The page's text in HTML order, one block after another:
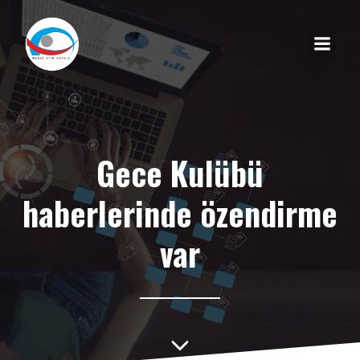
Gece Kulübü
haberlerinde özendirme
var